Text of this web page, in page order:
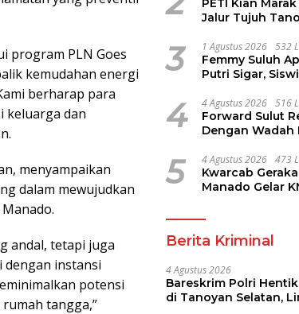
program PLN Goes
kemudahan energi
berharap para
keluarga dan
menyampaikan
dalam mewujudkan
andal, tetapi juga
dengan instansi
potensi
tangga,”
PETI Kian
Jalur Tujuh
3 1 Agustus 2026 532
Femmy Suluh
Putri Sigar,
Dikmen
4 4 Agustus 2026 516
Forward Sulut
Dengan Wadah
5 4 Agustus 2026 473
Kwarcab
Manado Gelar
Pramuka
Berita Kriminal
4 Agustus 2026
Bareskrim Polri
di Tanoyan Selatan,